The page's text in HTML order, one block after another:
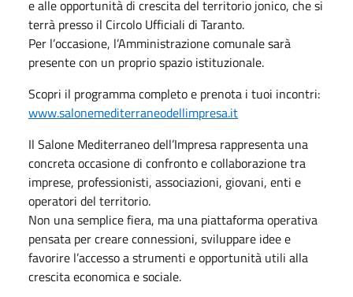
e alle opportunità di crescita del territorio jonico, che si
terrà presso il Circolo Ufficiali di Taranto.
Per l’occasione, l’Amministrazione comunale sarà
presente con un proprio spazio istituzionale.
Scopri il programma completo e prenota i tuoi incontri:
www.salonemediterraneodellimpresa.it
Il Salone Mediterraneo dell’Impresa rappresenta una
concreta occasione di confronto e collaborazione tra
imprese, professionisti, associazioni, giovani, enti e
operatori del territorio.
Non una semplice fiera, ma una piattaforma operativa
pensata per creare connessioni, sviluppare idee e
favorire l’accesso a strumenti e opportunità utili alla
crescita economica e sociale.